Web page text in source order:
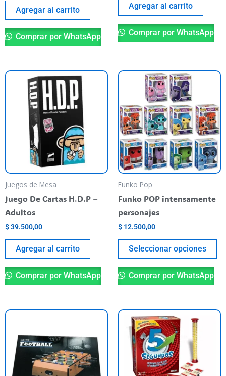
Agregar al carrito
Comprar por WhatsApp
Agregar al carrito
Comprar por WhatsApp
Juegos de Mesa
Juego De Cartas H.D.P –
Adultos
$39.500,00
Agregar al carrito
Comprar por WhatsApp
Funko Pop
Funko POP intensamente
personajes
$ 12.500,00
Seleccionar opciones
Comprar por WhatsApp